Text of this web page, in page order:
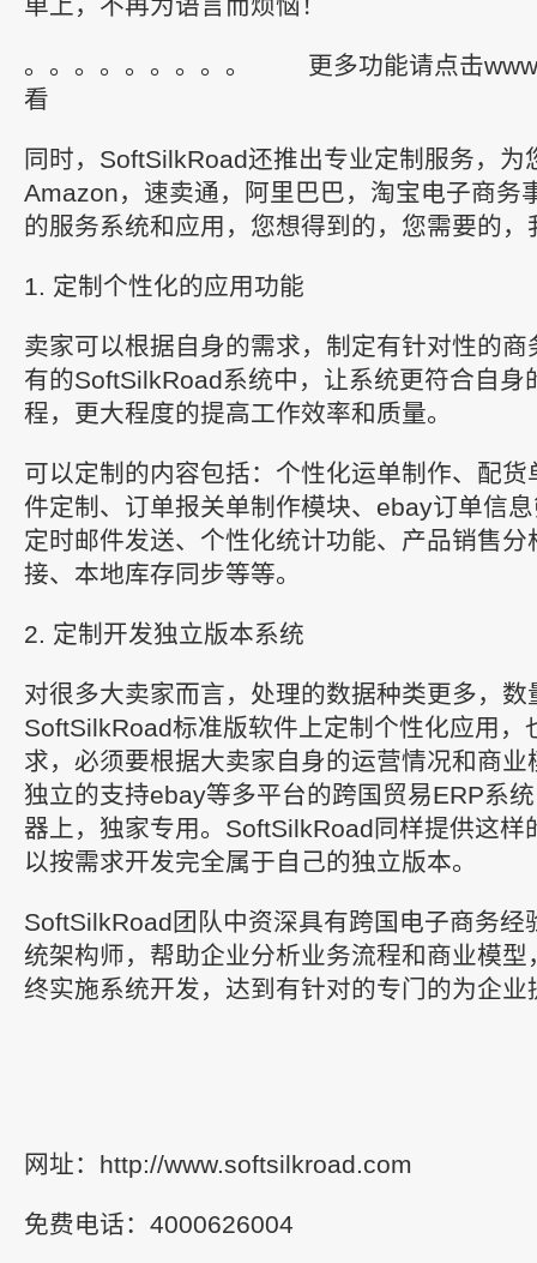
。。。。。。。。。 更多功能请点击
看
同时，SoftSilkRoad还推出专业定制服务，为
Amazon，速卖通，阿里巴巴，淘宝电子商务
的服务系统和应用，您想得到的，您需要的，
1. 定制个性化的应用功能
卖家可以根据自身的需求，制定有针对性的
有的SoftSilkRoad系统中，让系统更符合自身
程，更大程度的提高工作效率和质量。
可以定制的内容包括：个性化运单制作、配
件定制、订单报关单制作模块、ebay订单信
定时邮件发送、个性化统计功能、产品销售
接、本地库存同步等等。
2. 定制开发独立版本系统
对很多大卖家而言，处理的数据种类更多，数
SoftSilkRoad标准版软件上定制个性化应用，
求，必须要根据大卖家自身的运营情况和商
独立的支持ebay等多平台的跨国贸易ERP系
器上，独家专用。SoftSilkRoad同样提供这样
以按需求开发完全属于自己的独立版本。
SoftSilkRoad团队中资深具有跨国电子商务经
统架构师，帮助企业分析业务流程和商业模
终实施系统开发，达到有针对的专门的为企业
网址：http://www.softsilkroad.com
免费电话：4000626004